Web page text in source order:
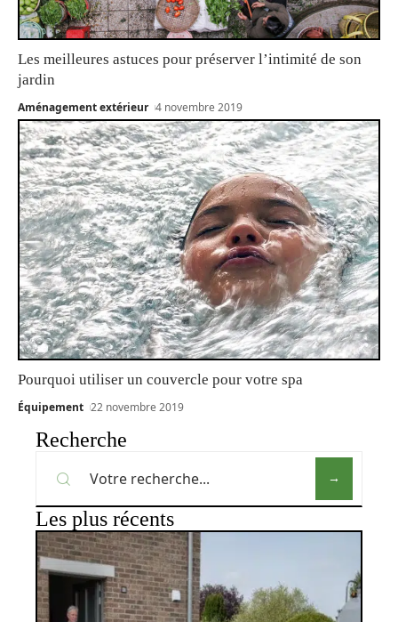
Les meilleures astuces pour préserver l’intimité de son
jardin
Aménagement extérieur 4 novembre 2019
Pourquoi utiliser un couvercle pour votre spa
Équipement 22 novembre 2019
Recherche
Les plus récents